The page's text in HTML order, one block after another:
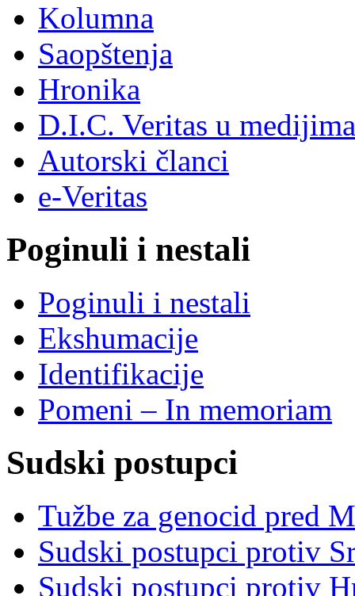
Kolumna
Saopštenja
Hronika
D.I.C. Veritas u medijima
Autorski članci
e-Veritas
Poginuli i nestali
Poginuli i nestali
Ekshumacije
Identifikacije
Pomeni – In memoriam
Sudski postupci
Tužbe za genocid pred
Sudski postupci protiv
Sudski postupci protiv